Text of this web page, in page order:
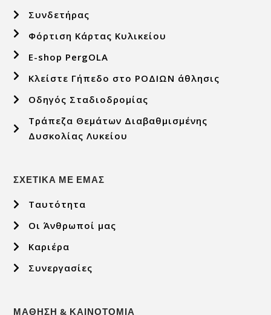
Συνδετήρας
Φόρτιση Κάρτας Κυλικείου
E-shop PergOLA
Κλείστε Γήπεδο στο ΡΟΔΙΩΝ άθλησις
Οδηγός Σταδιοδρομίας
Τράπεζα Θεμάτων Διαβαθμισμένης
Δυσκολίας Λυκείου
ΣΧΕΤΙΚΑ ΜΕ ΕΜΑΣ
Ταυτότητα
Οι Άνθρωποί μας
Καριέρα
Συνεργασίες
ΜΑΘΗΣΗ & ΚΑΙΝΟΤΟΜΙΑ